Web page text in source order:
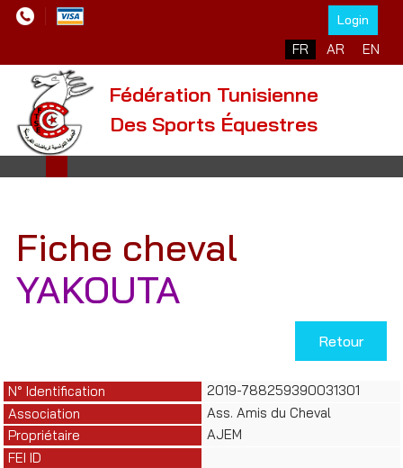
Login
Sélectionnez votre
FR AR EN
Fédération Tunisienne
Des Sports Équestres
Fiche cheval
YAKOUTA
Retour
N° Identification
2019-788259390031301
Association
Ass. Amis du Cheval
Propriétaire
AJEM
FEI ID